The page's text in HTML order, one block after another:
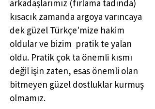
arkadaşlarımız (fırlama tadında)
kısacık zamanda argoya varıncaya
dek güzel Türkçe'mize hakim
oldular ve bizim pratik te yalan
oldu. Pratik çok ta önemli kısmı
değil işin zaten, esas önemli olan
bitmeyen güzel dostluklar kurmuş
olmamız.